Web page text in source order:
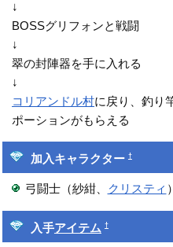
↓
BOSSグリフォンと戦闘
↓
翠の封陣器を手に入れる
↓
コリアンドル村に戻り、釣り
ポーションがもらえる
加入キャラクター †
弓闘士（紗紺、 クリスティ ）
入手アイテム †